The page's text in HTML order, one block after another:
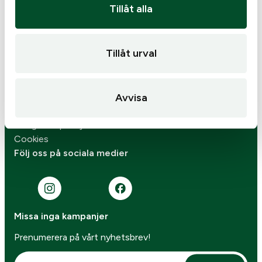
Tillåt alla
Tillåt urval
Avvisa
Personalen
Cookies
Följ oss på sociala medier
Missa inga kampanjer
Prenumerera på vårt nyhetsbrev!